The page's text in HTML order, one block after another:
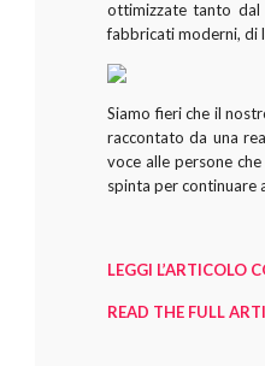
ottimizzate tanto dal
fabbricati moderni, di
Siamo fieri che il
raccontato da una
voce alle persone
spinta per continuare
LEGGI L’ARTICOLO
READ THE FULL